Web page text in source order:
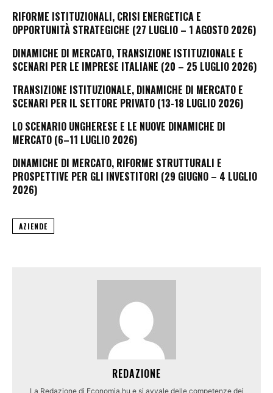
RIFORME ISTITUZIONALI, CRISI ENERGETICA E
OPPORTUNITÀ STRATEGICHE (27 LUGLIO – 1 AGOSTO 2026)
DINAMICHE DI MERCATO, TRANSIZIONE ISTITUZIONALE E
SCENARI PER LE IMPRESE ITALIANE (20 – 25 LUGLIO 2026)
TRANSIZIONE ISTITUZIONALE, DINAMICHE DI MERCATO E
SCENARI PER IL SETTORE PRIVATO (13-18 LUGLIO 2026)
LO SCENARIO UNGHERESE E LE NUOVE DINAMICHE DI
MERCATO (6–11 LUGLIO 2026)
DINAMICHE DI MERCATO, RIFORME STRUTTURALI E
PROSPETTIVE PER GLI INVESTITORI (29 GIUGNO – 4 LUGLIO
2026)
AZIENDE
REDAZIONE
La Redazione di Economia.hu e si avvale delle competenze dei